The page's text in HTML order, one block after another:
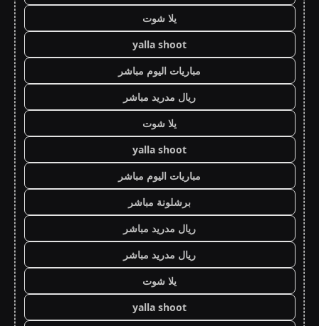
يلا شوت
yalla shoot
مباريات اليوم مباشر
ريال مدريد مباشر
يلا شوت
yalla shoot
مباريات اليوم مباشر
برشلونة مباشر
ريال مدريد مباشر
ريال مدريد مباشر
يلا شوت
yalla shoot